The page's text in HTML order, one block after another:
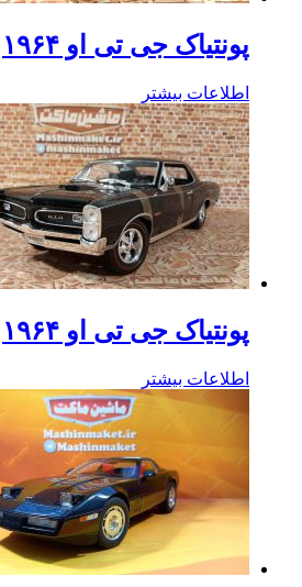
پونتیاک جی تی او ۱۹۶۴
اطلاعات بیشتر
پونتیاک جی تی او ۱۹۶۴
اطلاعات بیشتر